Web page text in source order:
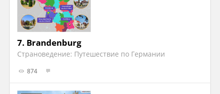
7. Brandenburg
Страноведение: Путешествие по Германии
874